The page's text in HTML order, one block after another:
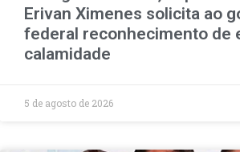
Erivan Ximenes solicita ao
federal reconhecimento de
calamidade
5 de agosto de 2026